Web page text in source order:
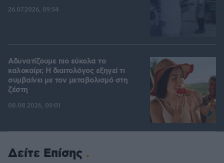
26.07.2026, 09:54
Αδυνατίζουμε πιο εύκολα το
καλοκαίρι; Η διαιτολόγος εξηγεί τι
συμβαίνει με τον μεταβολισμό στη
ζέστη
08.08.2026, 09:01
Δείτε Επίσης